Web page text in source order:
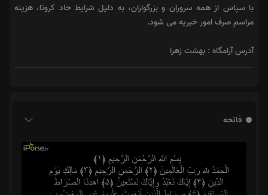
با سپاس از همه سروران و بزرگواران، به دلیل شرایط حاد کرونا، هزینه
مراسم صرف امور خیریه می شود.
آدرس آرامگاه : بهشت زهرا
فاتحه